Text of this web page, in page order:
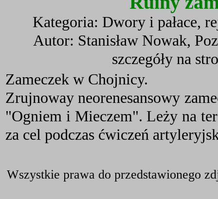
Kategoria: Dwory i pałace,
Autor: Stanisław Nowak,
szczegóły na
Zameczek w Chojnicy.
Zrujnoway neorenesansowy
"Ogniem i Mieczem". Leży na
za cel podczas ćwiczeń
Wszystkie prawa do przedstawionego